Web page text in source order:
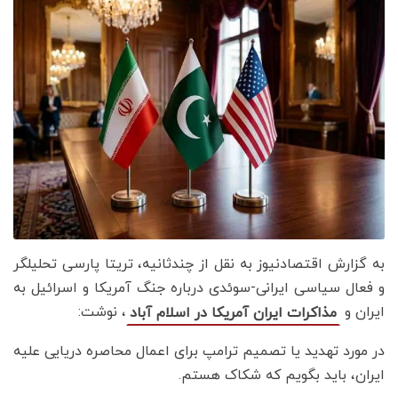
به گزارش اقتصادنیوز به نقل از چندثانیه، تریتا پارسی تحلیلگر
و فعال سیاسی ایرانی-سوئدی درباره جنگ آمریکا و اسرائیل به
ایران و مذاکرات ایران آمریکا در اسلام آباد ، نوشت:
در مورد تهدید یا تصمیم ترامپ برای اعمال محاصره دریایی علیه
ایران، باید بگویم که شکاک هستم.